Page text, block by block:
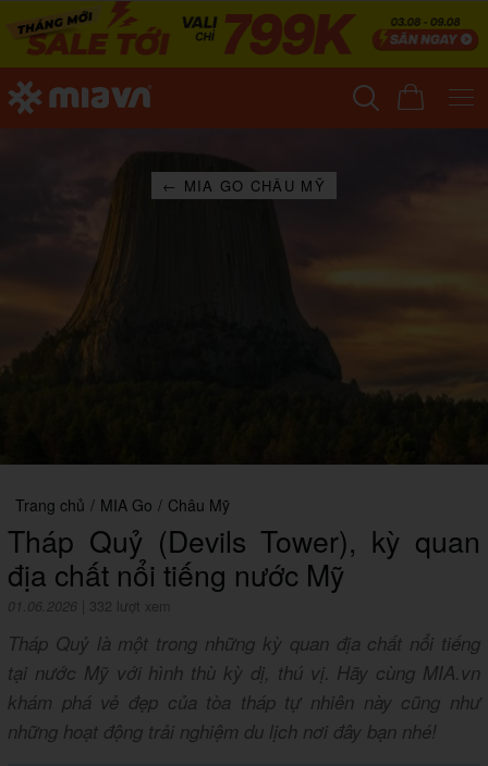
← MIA GO CHÂU MỸ
Trang chủ / MIA Go / Châu Mỹ
Tháp Quỷ (Devils Tower), kỳ quan
địa chất nổi tiếng nước Mỹ
01.06.2026 332 lượt xem
Tháp Quỷ là một trong những kỳ quan địa chất nổi tiếng
tại nước Mỹ với hình thù kỳ dị, thú vị. Hãy cùng MIA.vn
khám phá vẻ đẹp của tòa tháp tự nhiên này cũng như
những hoạt động trải nghiệm du lịch nơi đây bạn nhé!